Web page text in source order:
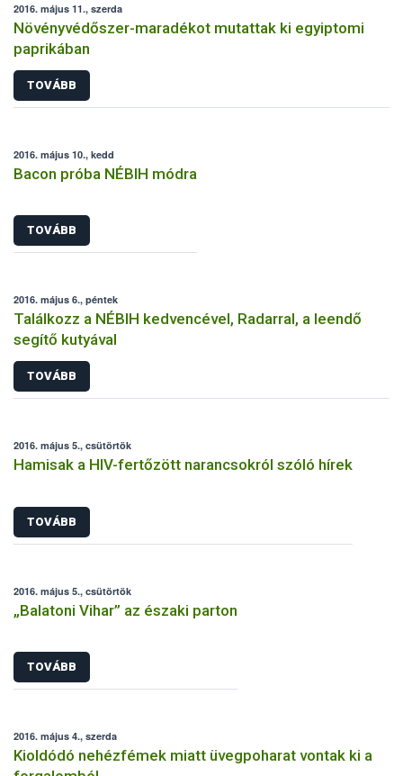
2016. május 11., szerda
Növényvédőszer-maradékot mutattak ki egyiptomi
paprikában
TOVÁBB
2016. május 10., kedd
Bacon próba NÉBIH módra
TOVÁBB
2016. május 6., péntek
Találkozz a NÉBIH kedvencével, Radarral, a leendő
segítő kutyával
TOVÁBB
2016. május 5., csütörtök
Hamisak a HIV-fertőzött narancsokról szóló hírek
TOVÁBB
2016. május 5., csütörtök
„Balatoni Vihar” az északi parton
TOVÁBB
2016. május 4., szerda
Kioldódó nehézfémek miatt üvegpoharat vontak ki a